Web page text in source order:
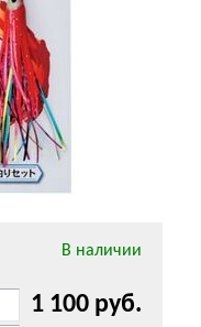
В наличии
1 100 руб.